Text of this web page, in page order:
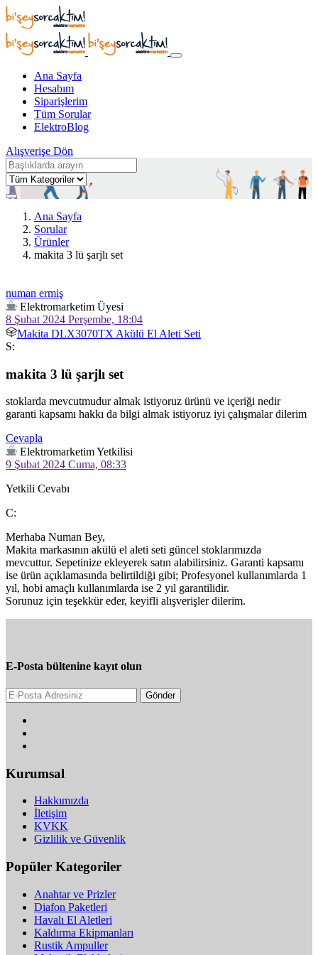
Ana Sayfa
Hesabım
Siparişlerim
Tüm Sorular
ElektroBlog
Alışverişe Dön
Ana Sayfa
Sorular
Ürünler
makita 3 lü şarjlı set
numan ermiş
Elektromarketim Üyesi
8 Şubat 2024 Perşembe, 18:04
Makita DLX3070TX Akülü El Aleti Seti
S:
makita 3 lü şarjlı set
stoklarda mevcutmudur almak istiyoruz ürünü ve içeriği nedir
garanti kapsamı hakkı da bilgi almak istiyoruz iyi çalışmalar dilerim
Cevapla
Elektromarketim Yetkilisi
9 Şubat 2024 Cuma, 08:33
Yetkili Cevabı
C:
Merhaba Numan Bey,
Makita markasının akülü el aleti seti güncel stoklarımızda
mevcuttur. Sepetinize ekleyerek satın alabilirsiniz. Garanti kapsamı
ise ürün açıklamasında belirtildiği gibi; Profesyonel kullanımlarda 1
yıl, hobi amaçlı kullanımlarda ise 2 yıl garantilidir.
Sorunuz için teşekkür eder, keyifli alışverişler dilerim.
E-Posta bültenine kayıt olun
Gönder
Kurumsal
Hakkımızda
İletişim
KVKK
Gizlilik ve Güvenlik
Popüler Kategoriler
Anahtar ve Prizler
Diafon Paketleri
Havalı El Aletleri
Kaldırma Ekipmanları
Rustik Ampuller